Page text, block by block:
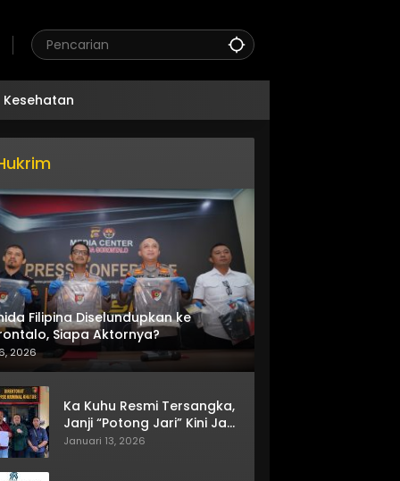
Kesehatan
Filipina Diselundupkan ke
Siapa Aktornya?
2026
Ka Kuhu Resmi Tersangka,
Janji “Potong Jari” Kini Jadi
Bumerang
Januari 13, 2026